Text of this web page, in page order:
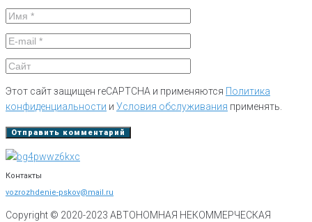
Этот сайт защищен reCAPTCHA и применяются Политика
конфиденциальности и Условия обслуживания применять.
Контакты
vozrozhdenie-pskov@mail.ru
Copyright © 2020-2023 АВТОНОМНАЯ НЕКОММЕРЧЕСКАЯ